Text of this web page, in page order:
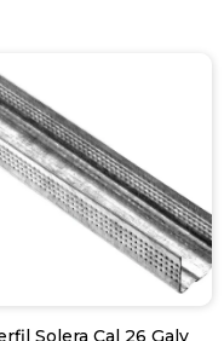
Solera Cal 26 Galv